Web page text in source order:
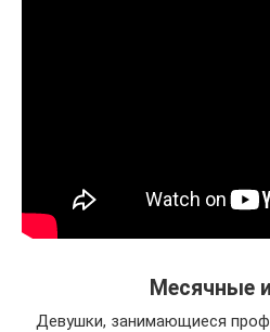
Месячные
Девушки, занимающиеся